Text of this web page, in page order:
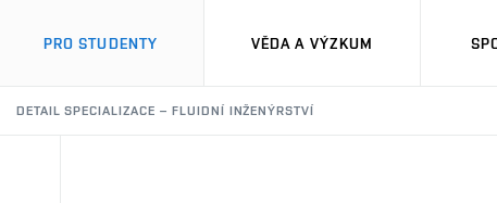
PRO STUDENTY VĚDA A VÝZKUM
DETAIL SPECIALIZACE – FLUIDNÍ INŽENÝRSTVÍ